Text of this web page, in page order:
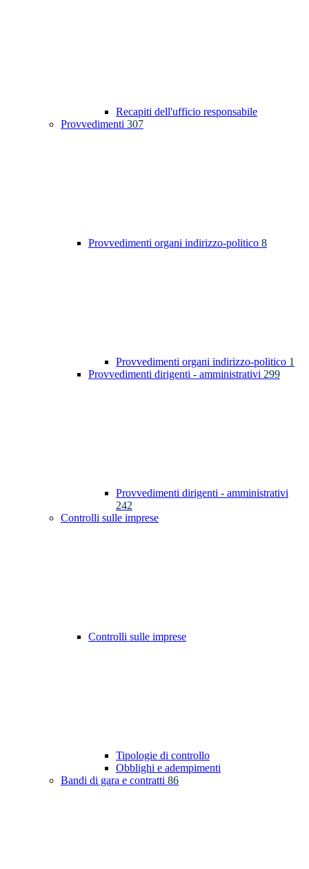
Recapiti dell'ufficio responsabile
Provvedimenti 307
Provvedimenti organi indirizzo-politico 8
Provvedimenti organi indirizzo-politico 1
Provvedimenti dirigenti - amministrativi 299
Provvedimenti dirigenti - amministrativi
242
Controlli sulle imprese
Controlli sulle imprese
Tipologie di controllo
Obblighi e adempimenti
Bandi di gara e contratti 86